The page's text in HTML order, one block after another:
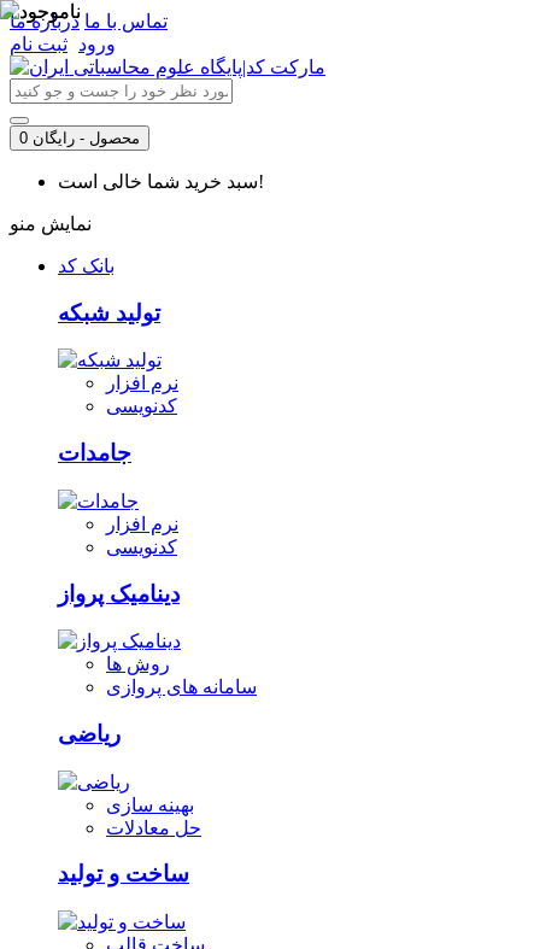
تماس با ما درباره ما
ورود ثبت نام
0 محصول - رایگان
سبد خرید شما خالی است!
نمایش منو
بانک کد
تولید شبکه
نرم افزار
کدنویسی
جامدات
نرم افزار
کدنویسی
دینامیک پرواز
روش ها
سامانه های پروازی
ریاضی
بهینه سازی
حل معادلات
ساخت و تولید